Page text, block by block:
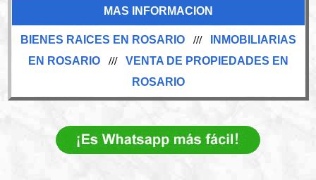
MAS INFORMACION
BIENES RAICES EN ROSARIO///
INMOBILIARIAS
EN ROSARIO/// VENTA DE PROPIEDADES EN
ROSARIO